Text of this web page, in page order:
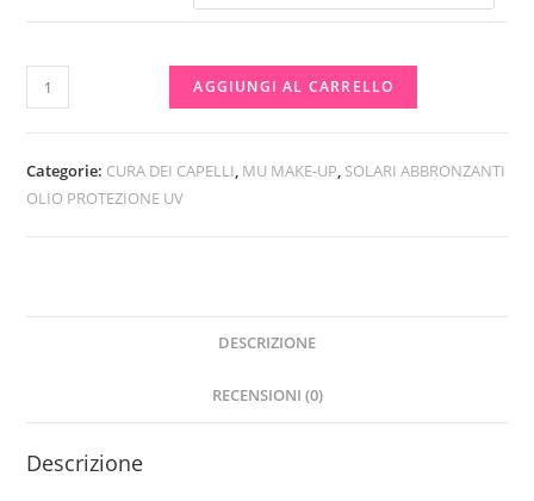
OLIO
PROTEZIONE
-
MU
AGGIUNGI AL CARRELLO
Categorie: CURA DEI CAPELLI, MU MAKE-UP, SOLARI ABBRONZANTI
OLIO PROTEZIONE UV
DESCRIZIONE
RECENSIONI (0)
Descrizione